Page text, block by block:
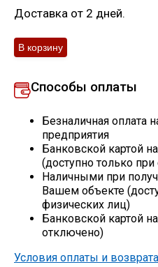
Доставка от 2 дней.
Способы оплаты
Безналичная оплата
предприятия
Банковской картой
(доступно только
Наличными при
Вашем объекте
физических лиц)
Банковской картой
отключено)
Условия оплаты и возврата